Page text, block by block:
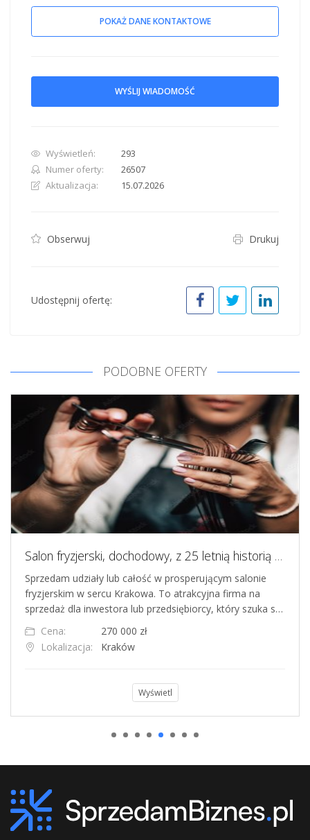
POKAŻ DANE KONTAKTOWE
WYŚLIJ WIADOMOŚĆ
Wyświetleń:
293
Numer oferty:
26507
Aktualizacja:
15.07.2026
Obserwuj Drukuj
Udostępnij ofertę:
PODOBNE OFERTY
Salon fryzjerski, dochodowy, z 25 letnią historią w Krakowie - sprzedam udziały
Sprzedam udziały lub całość w prosperującym salonie
fryzjerskim w sercu Krakowa. To atrakcyjna firma na
sprzedaż dla inwestora lub przedsiębiorcy, który szuka s…
Cena:
270 000 zł
Lokalizacja:
Kraków
Wyświetl